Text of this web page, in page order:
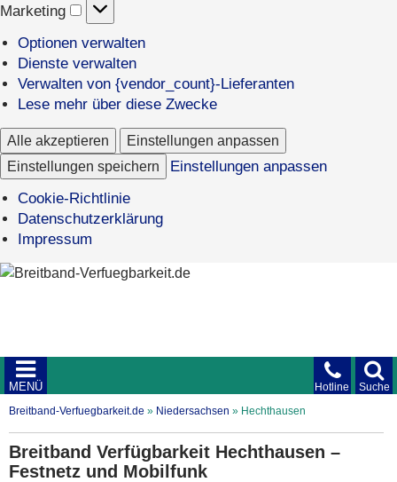
Marketing
Marketing
Optionen verwalten
Dienste verwalten
Verwalten von {vendor_count}-Lieferanten
Lese mehr über diese Zwecke
Alle akzeptieren
Einstellungen anpassen
Einstellungen speichern
Einstellungen anpassen
Cookie-Richtlinie
Datenschutzerklärung
Impressum
Suche
Hotline
MENÜ
Breitband-Verfuegbarkeit.de » Niedersachsen » Hechthausen
Breitband Verfügbarkeit Hechthausen –
Festnetz und Mobilfunk